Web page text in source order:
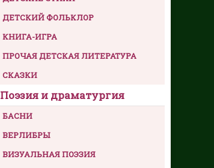
ДЕТСКИЙ ФОЛЬКЛОР
КНИГА-ИГРА
ПРОЧАЯ ДЕТСКАЯ ЛИТЕРАТУРА
СКАЗКИ
Поэзия и драматургия
БАСНИ
ВЕРЛИБРЫ
ВИЗУАЛЬНАЯ ПОЭЗИЯ